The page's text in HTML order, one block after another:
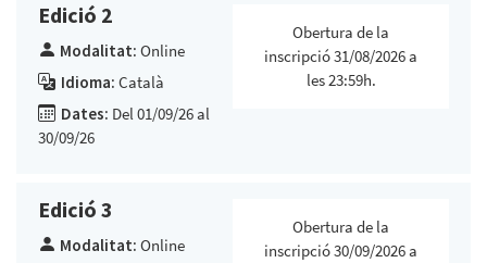
Edició 2
Modalitat: Online
Idioma: Català
Dates: Del 01/09/26 al
30/09/26
Obertura de la
inscripció 31/08/2026 a
les 23:59h.
Edició 3
Modalitat: Online
Obertura de la
inscripció 30/09/2026 a